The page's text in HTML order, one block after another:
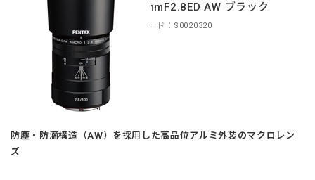
100mmF2.8ED AW ブラック
商品コード：S0020320
防塵・防滴構造（AW）を採用した高品位アルミ外装のマクロレン
ズ